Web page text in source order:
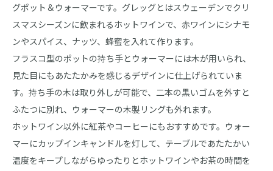
グポット＆ウォーマーです。グレッグとはスウェーデンでクリ
スマスシーズンに飲まれるホットワインで、赤ワインにシナモ
ンやスパイス、ナッツ、蜂蜜を入れて作ります。
フラスコ型のポットの持ち手とウォーマーには木が用いられ、
見た目にもあたたかみを感じるデザインに仕上げられていま
す。持ち手の木は取り外しが可能で、二本の黒いゴムを外すと
ふたつに別れ、ウォーマーの木製リングも外れます。
ホットワイン以外に紅茶やコーヒーにもおすすめです。ウォー
マーにカップインキャンドルを灯して、テーブルであたたかい
温度をキープしながらゆったりとホットワインやお茶の時間を